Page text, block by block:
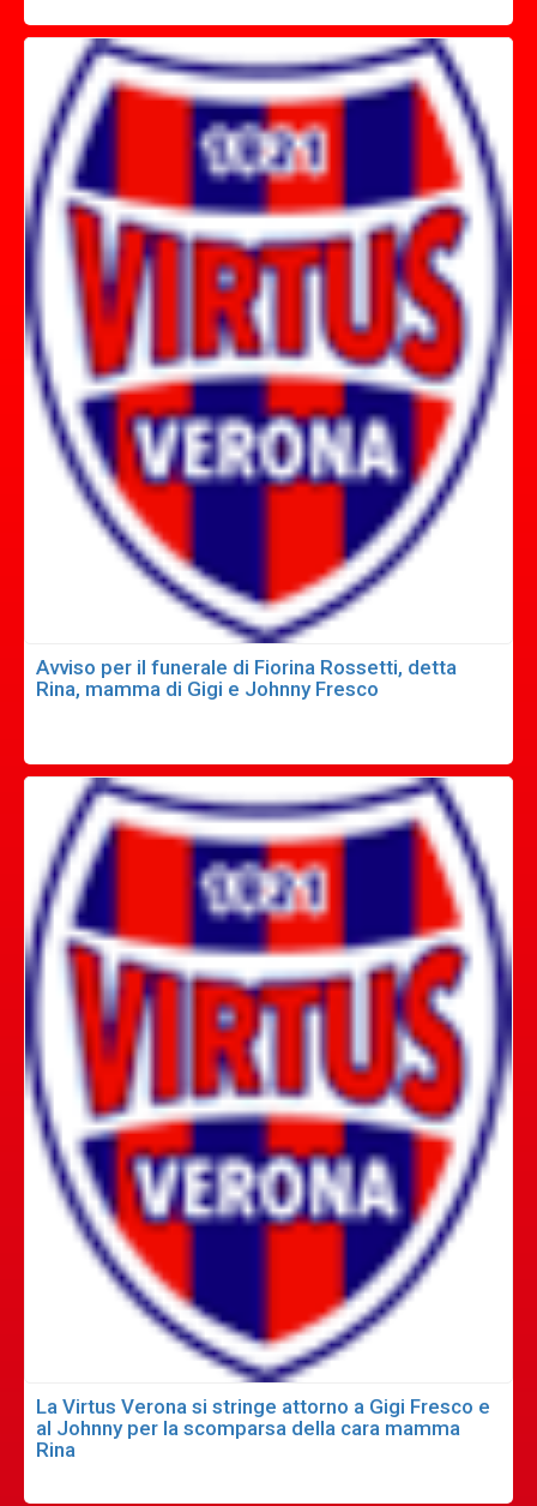
Avviso per il funerale di Fiorina Rossetti, detta
Rina, mamma di Gigi e Johnny Fresco
La Virtus Verona si stringe attorno a Gigi Fresco e
al Johnny per la scomparsa della cara mamma
Rina